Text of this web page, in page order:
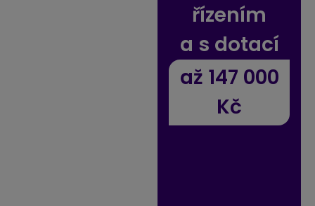
řízením
a s dotací
až 147 000
Kč